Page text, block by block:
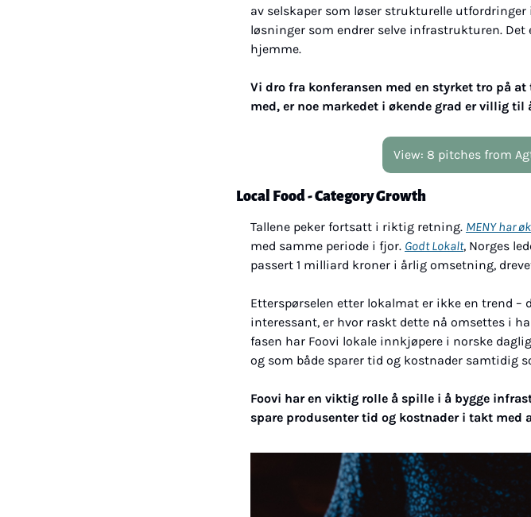
av selskaper som løser strukturelle
løsninger som endrer selve infrastrukturen.
hjemme.
Vi dro fra konferansen med en styrket tro på
med, er noe markedet i økende grad er villig til
View: 8 pitches from
Local Food - Category Growth
Tallene peker fortsatt i riktig retning. MENY har
med samme periode i fjor. Godt Lokalt, Norges
passert 1 milliard kroner i årlig omsetning,
Etterspørselen etter lokalmat er ikke en trend
interessant, er hvor raskt dette nå omsettes i
fasen har Foovi lokale innkjøpere i norske
og som både sparer tid og kostnader samtidig
Foovi har en viktig rolle å spille i å bygge
spare produsenter tid og kostnader i takt med